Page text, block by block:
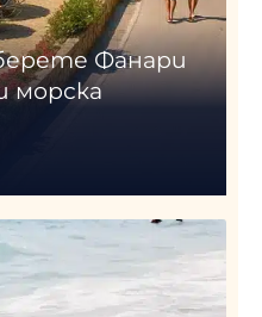
Фанари
морска